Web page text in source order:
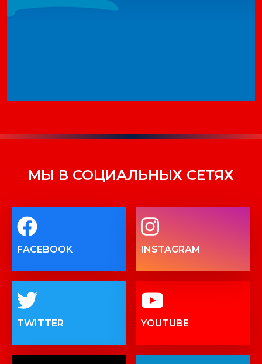
МЫ В СОЦИАЛЬНЫХ СЕТЯХ
FACEBOOK INSTAGRAM
TWITTER YOUTUBE